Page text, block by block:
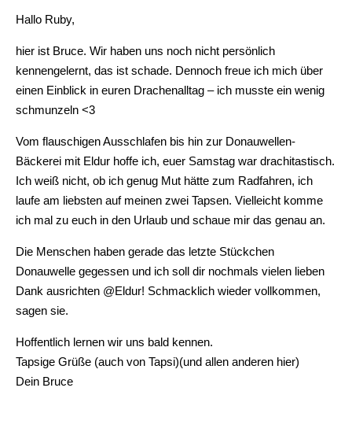
Hallo Ruby,
hier ist Bruce. Wir haben uns noch nicht persönlich
kennengelernt, das ist schade. Dennoch freue ich mich über
einen Einblick in euren Drachenalltag – ich musste ein wenig
schmunzeln <3
Vom flauschigen Ausschlafen bis hin zur Donauwellen-
Bäckerei mit Eldur hoffe ich, euer Samstag war drachitastisch.
Ich weiß nicht, ob ich genug Mut hätte zum Radfahren, ich
laufe am liebsten auf meinen zwei Tapsen. Vielleicht komme
ich mal zu euch in den Urlaub und schaue mir das genau an.
Die Menschen haben gerade das letzte Stückchen
Donauwelle gegessen und ich soll dir nochmals vielen lieben
Dank ausrichten @Eldur! Schmacklich wieder vollkommen,
sagen sie.
Hoffentlich lernen wir uns bald kennen.
Tapsige Grüße (auch von Tapsi)(und allen anderen hier)
Dein Bruce